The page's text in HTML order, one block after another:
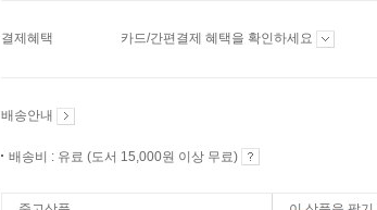
결제혜택 카드/간편결제 혜택을 확인하세요
배송안내
배송비 : 유료 (도서 15,000원 이상 무료)